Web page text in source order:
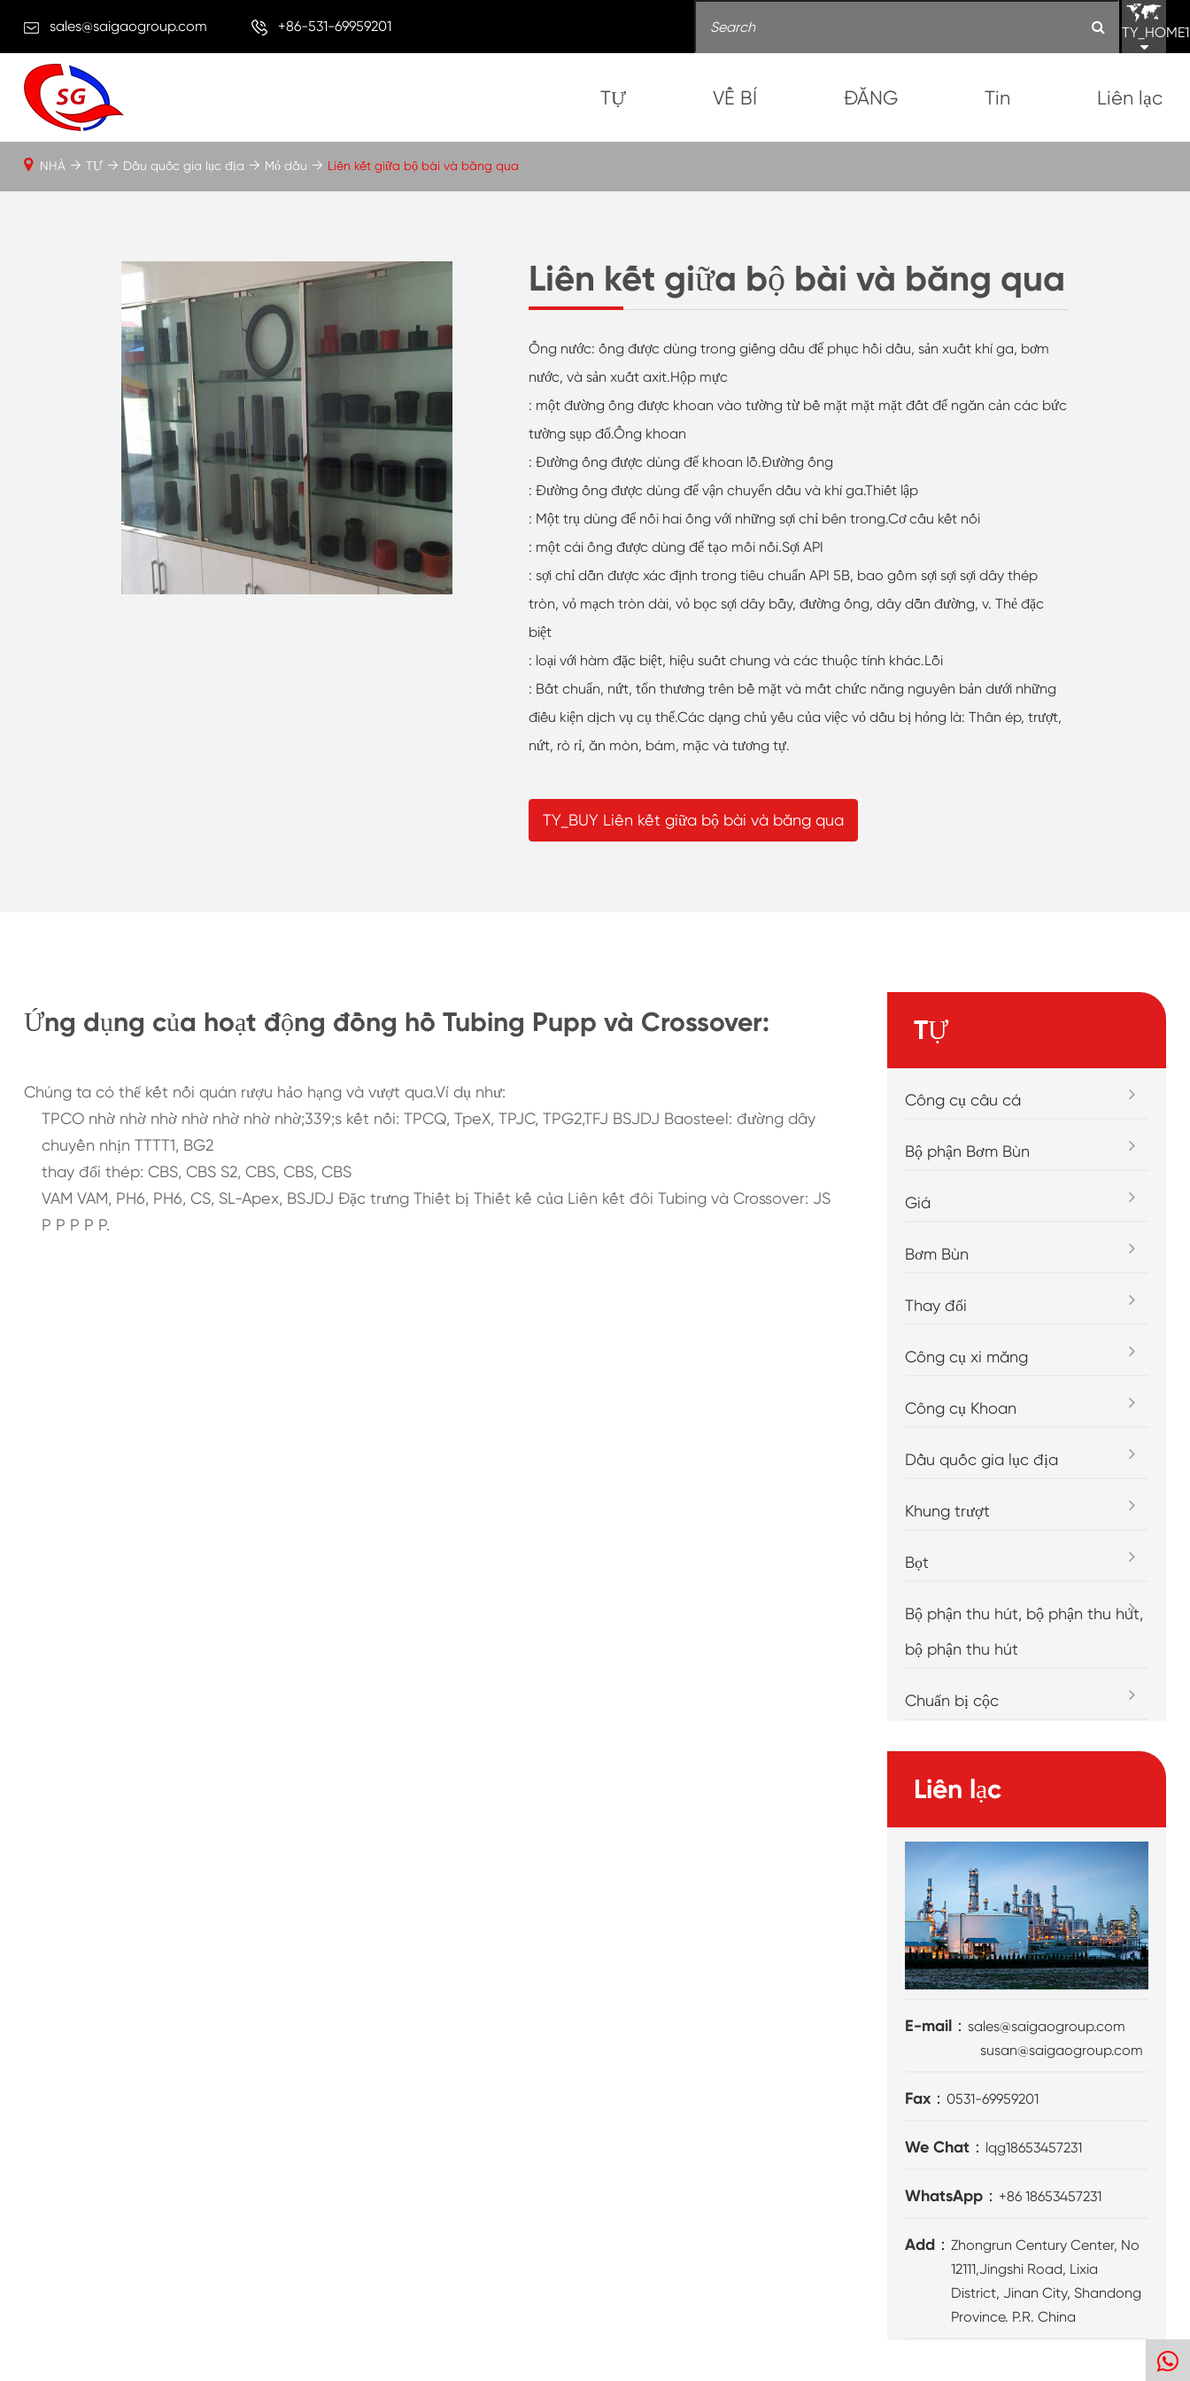
sales@saigaogroup.com +86-531-69959201
TỰ VỀ BÍ ĐĂNG Tin Liên lạc
Liên kết giữa bộ bài và băng qua
Ống nước: ống được dùng trong giếng dầu để phục hồi dầu, sản xuất khí ga, bơm
nước, và sản xuất axit.Hộp mực
: một đường ống được khoan vào tường từ bề mặt mặt mặt đất để ngăn cản các bức
tường sụp đổ.Ống khoan
: Đường ống được dùng để khoan lỗ.Đường ống
: Đường ống được dùng để vận chuyển dầu và khí ga.Thiết lập
: Một trụ dùng để nối hai ống với những sợi chỉ bên trong.Cơ cấu kết nối
: một cái ống được dùng để tạo mối nối.Sợi API
: sợi chỉ dẫn được xác định trong tiêu chuẩn API 5B, bao gồm sợi sợi sợi dây thép
tròn, vỏ mạch tròn dài, vỏ bọc sợi dây bẫy, đường ống, dây dẫn đường, v. Thẻ đặc
biệt
: loại với hàm đặc biệt, hiệu suất chung và các thuộc tính khác.Lỗi
: Bất chuẩn, nứt, tổn thương trên bề mặt và mất chức năng nguyên bản dưới những
điều kiện dịch vụ cụ thể.Các dạng chủ yếu của việc vỏ dầu bị hỏng là: Thân ép, trượt,
nứt, rò rỉ, ăn mòn, bám, mặc và tương tự.
TY_BUY Liên kết giữa bộ bài và băng qua
NHÀ TỰ Dầu quốc gia lục địa Mỏ dầu Liên kết giữa bộ bài và băng qua
Ứng dụng của hoạt động đồng hồ Tubing Pupp và Crossover:
Chúng ta có thể kết nối quán rượu hảo hạng và vượt qua.Ví dụ như:
TPCO nhờ nhờ nhờ nhờ nhờ nhờ nhờ;339;s kết nối: TPCQ, TpeX, TPJC, TPG2,TFJ BSJDJ Baosteel: đường dây
chuyền nhịn TTTT1, BG2
thay đổi thép: CBS, CBS S2, CBS, CBS, CBS
VAM VAM, PH6, PH6, CS, SL-Apex, BSJDJ Đặc trưng Thiết bị Thiết kế của Liên kết đôi Tubing và Crossover: JS
P P P P P.
TỰ
Công cụ câu cá
Bộ phận Bơm Bùn
Giá
Bơm Bùn
Thay đổi
Công cụ xi măng
Công cụ Khoan
Dầu quốc gia lục địa
Khung trượt
Bọt
Bộ phận thu hút, bộ phận thu hút,
bộ phận thu hút
Chuẩn bị cộc
Liên lạc
E-mail：sales@saigaogroup.com
susan@saigaogroup.com
Fax：0531-69959201
We Chat： lqg18653457231
WhatsApp： +86 18653457231
Add：Zhongrun Century Center, No
12111,Jingshi Road, Lixia
District, Jinan City, Shandong
Province. P.R. China